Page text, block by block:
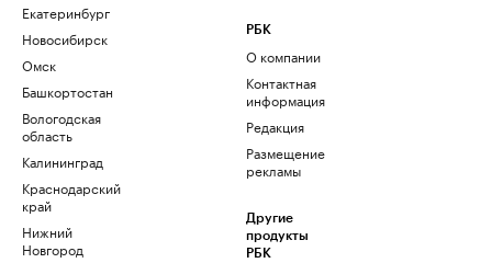
Екатеринбург
Новосибирск
Омск
Башкортостан
Вологодская
область
Калининград
Краснодарский
край
Нижний
Новгород
РБК
О компании
Контактная
информация
Редакция
Размещение
рекламы
Другие
продукты
РБК